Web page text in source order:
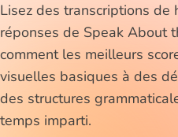
Lisez des transcriptions de
réponses de Speak About
comment les meilleurs
visuelles basiques à des
des structures
temps imparti.